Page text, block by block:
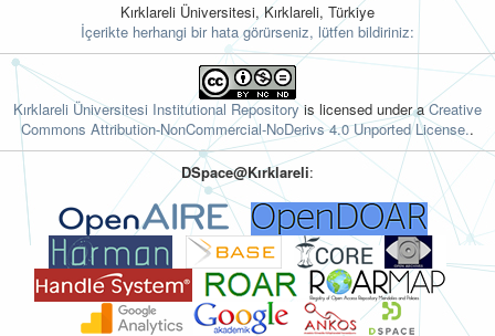
Kırklareli Üniversitesi, Kırklareli, Türkiye
İçerikte herhangi bir hata görürseniz, lütfen bildiriniz:
Kırklareli Üniversitesi Institutional Repository is licensed under aCreative
Commons Attribution-NonCommercial-NoDerivs 4.0 Unported License..
DSpace@Kırklareli: